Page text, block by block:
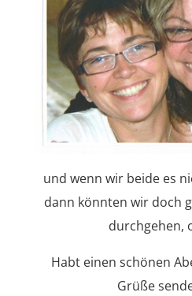
und wenn wir beide es
dann könnten wir doch
durchgehen,
Habt einen schönen
Grüße